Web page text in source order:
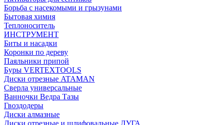
Борьба с насекомыми и грызунами
Бытовая химия
Теплоноситель
ИНСТРУМЕНТ
Биты и насадки
Коронки по дереву
Паяльники припой
Буры VERTEXTOOLS
Диски отрезные ATAMAN
Сверла универсальные
Ванночки Ведра Тазы
Гвоздодеры
Диски алмазные
Диски отрезные и шлифовальные ЛУГА